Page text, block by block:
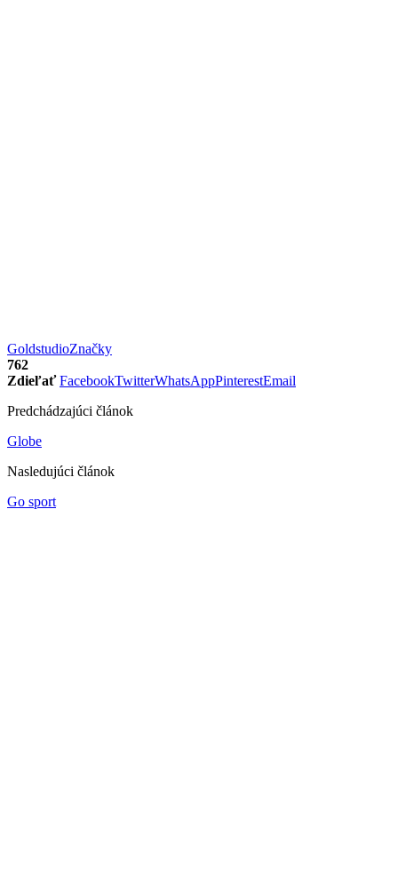
GoldstudioZnačky
762
Zdieľať FacebookTwitterWhatsAppPinterestEmail
Predchádzajúci článok
Globe
Nasledujúci článok
Go sport